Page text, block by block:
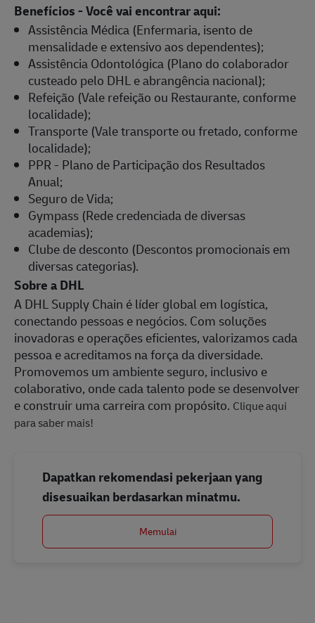
Benefícios - Você vai encontrar aqui:
Assistência Médica (Enfermaria, isento de
mensalidade e extensivo aos dependentes);
Assistência Odontológica (Plano do colaborador
custeado pelo DHL e abrangência nacional);
Refeição (Vale refeição ou Restaurante, conforme
localidade);
Transporte (Vale transporte ou fretado, conforme
localidade);
PPR - Plano de Participação dos Resultados
Anual;
Seguro de Vida;
Gympass (Rede credenciada de diversas
academias);
Clube de desconto (Descontos promocionais em
diversas categorias).
Sobre a DHL
A DHL Supply Chain é líder global em logística,
conectando pessoas e negócios. Com soluções
inovadoras e operações eficientes, valorizamos cada
pessoa e acreditamos na força da diversidade.
Promovemos um ambiente seguro, inclusivo e
colaborativo, onde cada talento pode se desenvolver
e construir uma carreira com propósito. Clique aqui
para saber mais!
Dapatkan rekomendasi pekerjaan yang
disesuaikan berdasarkan minatmu.
Memulai